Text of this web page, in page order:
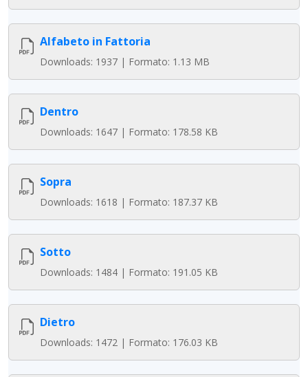
Alfabeto in Fattoria
Downloads: 1937 | Formato: 1.13 MB
Dentro
Downloads: 1647 | Formato: 178.58 KB
Sopra
Downloads: 1618 | Formato: 187.37 KB
Sotto
Downloads: 1484 | Formato: 191.05 KB
Dietro
Downloads: 1472 | Formato: 176.03 KB